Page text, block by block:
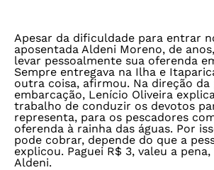
Apesar da dificuldade para entrar
aposentada Aldeni Moreno, de
levar pessoalmente sua oferenda
Sempre entregava na Ilha e
outra coisa, afirmou. Na direção da
embarcação, Lenício Oliveira
trabalho de conduzir os devotos
representa, para os pescadores
oferenda à rainha das águas. Por
pode cobrar, depende do que a
explicou. Paguei R$ 3, valeu a
Aldeni.